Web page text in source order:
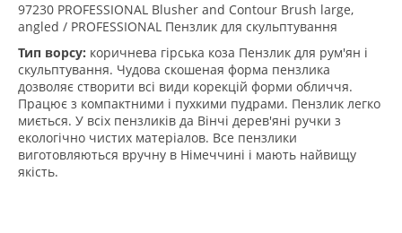
97230 PROFESSIONAL Blusher and Contour Brush large,
angled / PROFESSIONAL Пензлик для скульптування
Тип ворсу: коричнева гірська коза Пензлик для рум'ян і
скульптування. Чудова скошеная форма пензлика
дозволяє створити всі види корекцій форми обличчя.
Працює з компактними і пухкими пудрами. Пензлик легко
миється. У всіх пензликiв да Вінчі дерев'яні ручки з
екологічно чистих матеріалов. Все пензлики
виготовляються вручну в Німеччині і мають найвищу
якість.